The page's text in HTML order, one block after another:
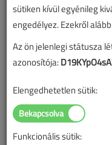
HKL Klímatechnika
F-gáz
vizet?
Így jár az
sütiken kívül egyénileg
engedélyez. Ezekről
Az ön jelenlegi státusza
azonosítója:
Elengedhetetlen sütik:
Funkcionális sütik: